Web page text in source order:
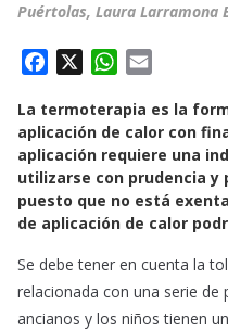
Puértolas, Laura Larramona
c
e
b
o
o
W
a
t
s
A
p
a
i
l
La termoterapia es la
aplicación de calor con
aplicación requiere una
utilizarse con prudencia y
puesto que no está
de aplicación de calor
Se debe tener en cuenta la
relacionada con una serie
ancianos y los niños tienen